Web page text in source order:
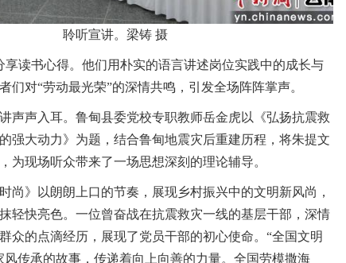
聆听宣讲。梁铸 摄
读书心得。他们用朴实的语言讲述岗位实践中的成长与
们对“劳动最光荣”的深情共鸣，引发全场阵阵掌声。
声入耳。鲁甸县委党校专职教师岳金虎以《弘扬抗震救
强大动力》为题，结合鲁甸地震灾后重建历程，将朱提文
为现场听众带来了一场思想深刻的理论辅导。
》以朗朗上口的节奏，展现乡村振兴中的文明新风尚，
轻快亮色。一位曾奋战在抗震救灾一线的基层干部，深情
众的点滴经历，展现了党员干部的初心使命。“全国文明
风传承的故事，传递着向上向善的力量。全国劳模撒海